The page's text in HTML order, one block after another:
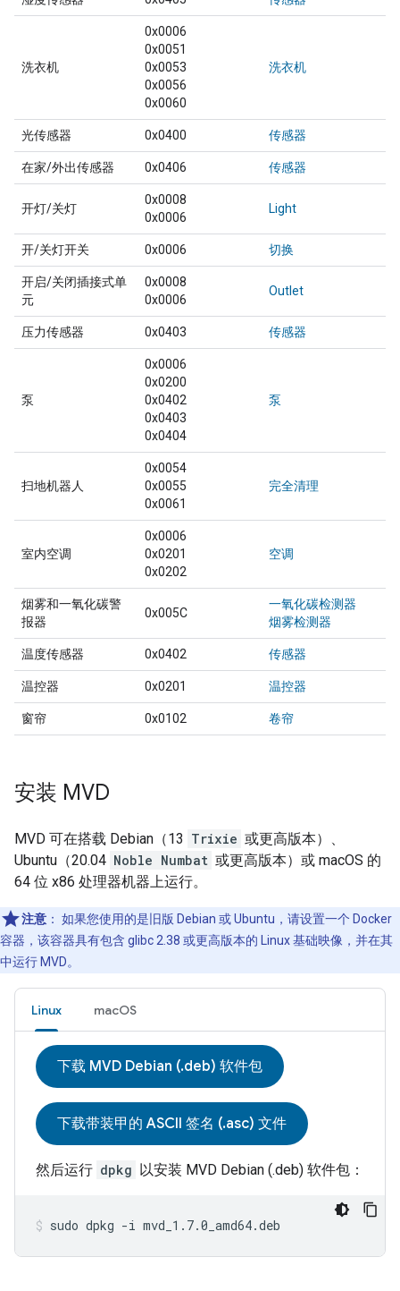
洗衣机
0x0006
0x0051
0x0053
0x0056
0x0060
洗衣机
光传感器 0x0400 传感器
在家/外出传感器 0x0406 传感器
开灯/关灯
0x0008
0x0006
Light
开/关灯开关 0x0006 切换
开启/关闭插接式单
元
0x0008
0x0006
Outlet
压力传感器 0x0403 传感器
泵
0x0006
0x0200
0x0402
0x0403
0x0404
泵
扫地机器人
0x0054
0x0055
0x0061
完全清理
室内空调
0x0006
0x0201
0x0202
空调
烟雾和一氧化碳警
报器
0x005C
一氧化碳检测器
烟雾检测器
温度传感器 0x0402 传感器
温控器 0x0201 温控器
窗帘 0x0102 卷帘
安装 MVD
MVD 可在搭载 Debian（13 Trixie 或更高版本）、
Ubuntu（20.04 Noble Numbat 或更高版本）或 macOS 的
64 位 x86 处理器机器上运行。
注意 ： 如果您使用的是旧版 Debian 或 Ubuntu，请设置一个 Docker
容器，该容器具有包含 glibc 2.38 或更高版本的 Linux 基础映像，并在其
中运行 MVD。
Linux macOS
下载 MVD Debian (.deb) 软件包
下载带装甲的 ASCII 签名 (.asc) 文件
然后运行 dpkg 以安装 MVD Debian (.deb) 软件包：
sudo dpkg -i mvd_1.7.0_amd64.deb